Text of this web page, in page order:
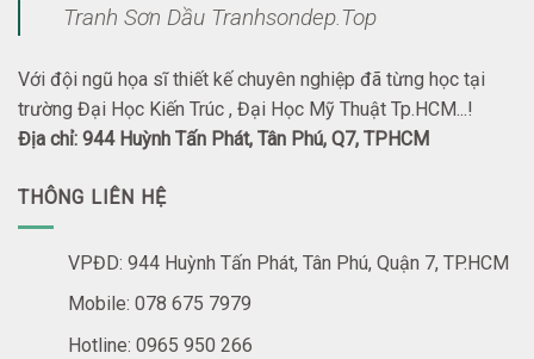
Tranh Sơn Dầu Tranhsondep.Top
Với đội ngũ họa sĩ thiết kế chuyên nghiệp đã từng học tại
trường Đại Học Kiến Trúc , Đại Học Mỹ Thuật Tp.HCM...!
Địa chỉ: 944 Huỳnh Tấn Phát, Tân Phú, Q7, TPHCM
THÔNG LIÊN HỆ
VPĐD: 944 Huỳnh Tấn Phát, Tân Phú, Quận 7, TP.HCM
Mobile: 078 675 7979
Hotline: 0965 950 266